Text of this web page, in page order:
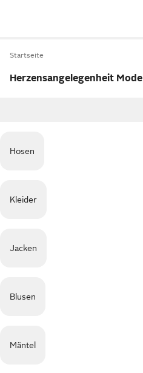
Startseite
Herzensangelegenheit Mode
Hosen
Kleider
Jacken
Blusen
Mäntel